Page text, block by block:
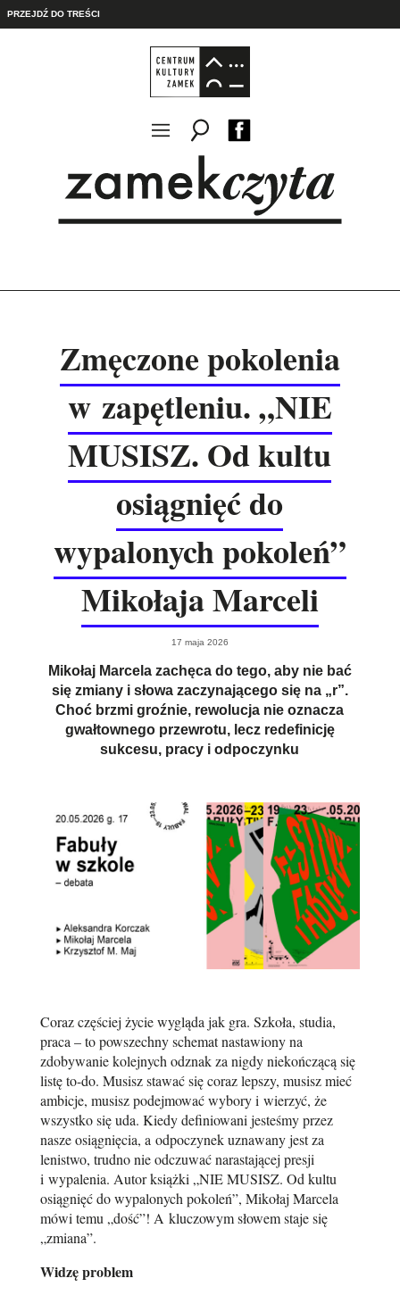
PRZEJDŹ DO TREŚCI
Zmęczone pokolenia
w zapętleniu. „NIE
MUSISZ. Od kultu
osiągnięć do
wypalonych pokoleń”
Mikołaja Marceli
17 maja 2026
Mikołaj Marcela zachęca do tego, aby nie bać
się zmiany i słowa zaczynającego się na „r”.
Choć brzmi groźnie, rewolucja nie oznacza
gwałtownego przewrotu, lecz redefinicję
sukcesu, pracy i odpoczynku
Coraz częściej życie wygląda jak gra. Szkoła, studia,
praca – to powszechny schemat nastawiony na
zdobywanie kolejnych odznak za nigdy niekończącą się
listę to-do. Musisz stawać się coraz lepszy, musisz mieć
ambicje, musisz podejmować wybory i wierzyć, że
wszystko się uda. Kiedy definiowani jesteśmy przez
nasze osiągnięcia, a odpoczynek uznawany jest za
lenistwo, trudno nie odczuwać narastającej presji
i wypalenia. Autor książki „NIE MUSISZ. Od kultu
osiągnięć do wypalonych pokoleń”, Mikołaj Marcela
mówi temu „dość”! A kluczowym słowem staje się
„zmiana”.
Widzę problem